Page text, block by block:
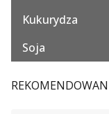
Kukurydza
Soja